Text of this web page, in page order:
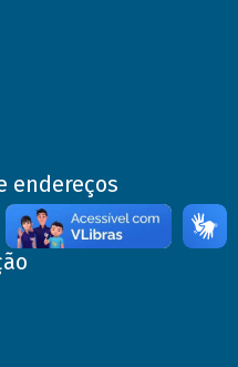
endereços